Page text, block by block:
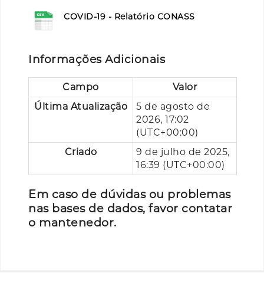
COVID-19 - Relatório CONASS
Informações Adicionais
Campo
Valor
Última Atualização
5 de agosto de
2026, 17:02
(UTC+00:00)
Criado
9 de julho de 2025,
16:39 (UTC+00:00)
Em caso de dúvidas ou problemas
nas bases de dados, favor contatar
o mantenedor.